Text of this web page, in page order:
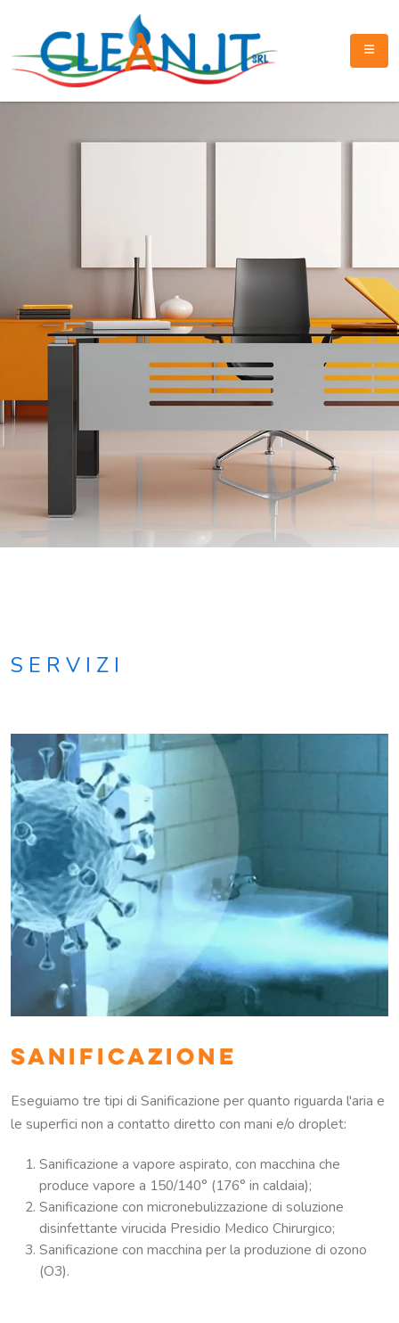
SERVIZI
SANIFICAZIONE
Eseguiamo tre tipi di Sanificazione per quanto riguarda l'aria e
le superfici non a contatto diretto con mani e/o droplet:
Sanificazione a vapore aspirato, con macchina che
produce vapore a 150/140° (176° in caldaia);
Sanificazione con micronebulizzazione di soluzione
disinfettante virucida Presidio Medico Chirurgico;
Sanificazione con macchina per la produzione di ozono
(O3).